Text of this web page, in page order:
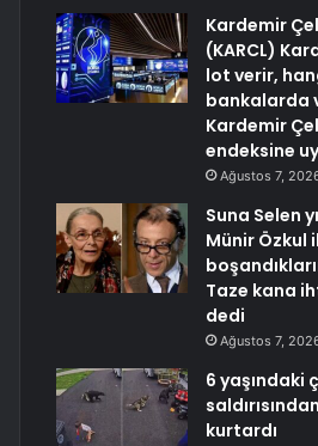
Kardemir
(KARCL)
lot verir,
bankalarda
Kardemir
endeksine
Ağustos 7,
Suna Selen
Münir Özkul
Taze kana
dedi
Ağustos 7,
6 yaşındaki
kurtardı